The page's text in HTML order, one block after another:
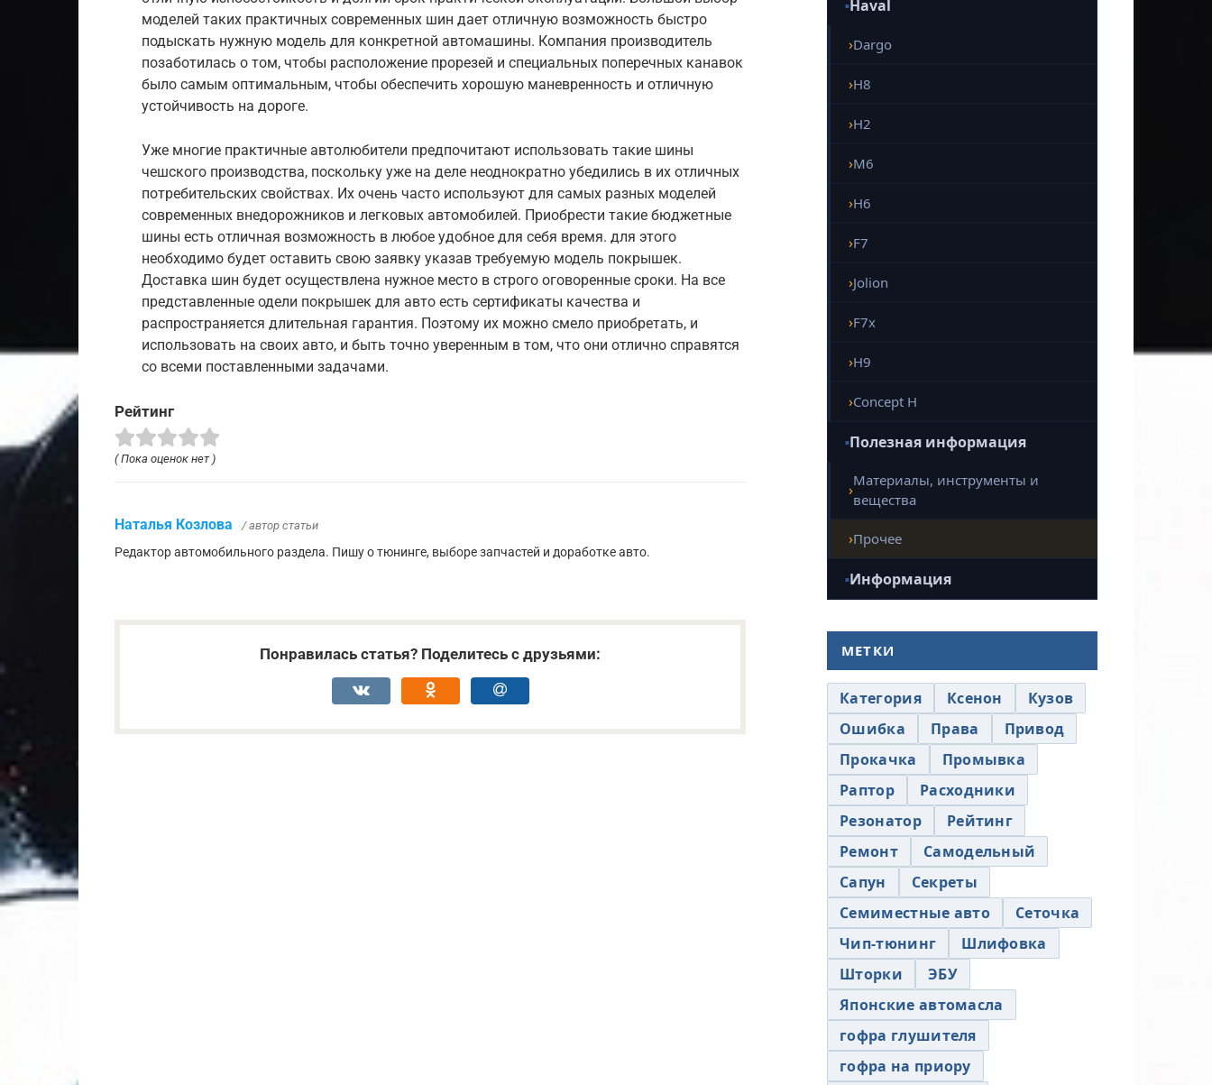
моделей таких практичных современных шин дает отличную возможность быстро
подыскать нужную модель для конкретной автомашины. Компания производитель
позаботилась о том, чтобы расположение прорезей и специальных поперечных канавок
было самым оптимальным, чтобы обеспечить хорошую маневренность и отличную
устойчивость на дороге.
Уже многие практичные автолюбители предпочитают использовать такие шины
чешского производства, поскольку уже на деле неоднократно убедились в их отличных
потребительских свойствах. Их очень часто используют для самых разных моделей
современных внедорожников и легковых автомобилей. Приобрести такие бюджетные
шины есть отличная возможность в любое удобное для себя время. для этого
необходимо будет оставить свою заявку указав требуемую модель покрышек.
Доставка шин будет осуществлена нужное место в строго оговоренные сроки. На все
представленные одели покрышек для авто есть сертификаты качества и
распространяется длительная гарантия. Поэтому их можно смело приобретать, и
использовать на своих авто, и быть точно уверенным в том, что они отлично справятся
со всеми поставленными задачами.
Рейтинг
( Пока оценок нет )
Наталья Козлова / автор статьи
Редактор автомобильного раздела. Пишу о тюнинге, выборе запчастей и доработке авто.
Понравилась статья? Поделитесь с друзьями:
Haval
Dargo
H8
H2
M6
H6
F7
Jolion
F7x
H9
Concept H
Полезная информация
Материалы, инструменты и
вещества
Прочее
Информация
МЕТКИ
Категория Ксенон
Кузов
Ошибка
Права
Привод
Прокачка
Промывка
Раптор
Расходники
Резонатор
Рейтинг
Ремонт
Самодельный
Сапун
Секреты
Семиместные авто
Сеточка
Чип-тюнинг
Шлифовка
Шторки
ЭБУ
Японские автомасла
гофра глушителя
гофра на приору